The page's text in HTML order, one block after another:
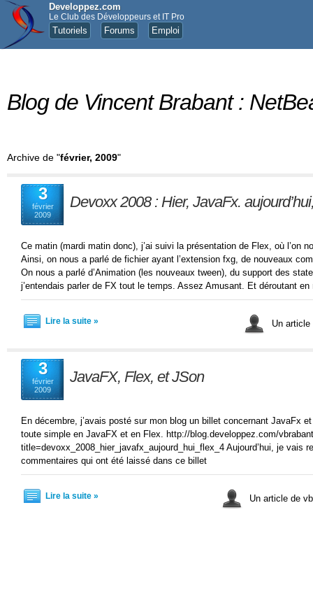
Developpez.com
Le Club des Développeurs et IT Pro
Tutoriels Forums Emploi
Blog de Vincent Brabant :
Archive de "février, 2009"
3
février
2009
Devoxx 2008 : Hier, JavaFx.
Ce matin (mardi matin donc), j’ai suivi la présentation de Flex, où l’on
Ainsi, on nous a parlé de fichier ayant l’extension fxg, de nouveaux
On nous a parlé d’Animation (les nouveaux tween), du support des
j’entendais parler de FX tout le temps. Assez Amusant. Et déroutant
Lire la suite » Un
3
février
2009
JavaFX, Flex, et JSon
En décembre, j’avais posté sur mon blog un billet concernant JavaFx
toute simple en JavaFX et en Flex. http://blog.developpez.com/
title=devoxx_2008_hier_javafx_aujourd_hui_flex_4 Aujourd’hui, je vais
commentaires qui ont été laissé dans ce billet
Lire la suite » Un article de